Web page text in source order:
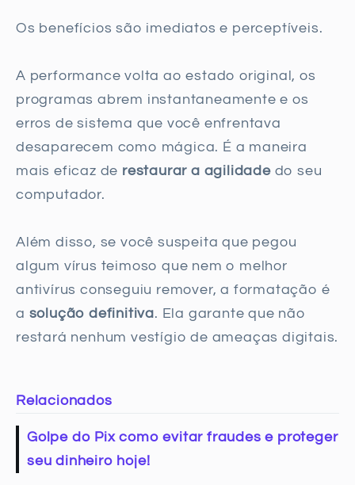
Os benefícios são imediatos e perceptíveis.
A performance volta ao estado original, os
programas abrem instantaneamente e os
erros de sistema que você enfrentava
desaparecem como mágica. É a maneira
mais eficaz de restaurar a agilidadedo seu
computador.
Além disso, se você suspeita que pegou
algum vírus teimoso que nem o melhor
antivírus conseguiu remover, a formatação é
a solução definitiva. Ela garante que não
restará nenhum vestígio de ameaças digitais.
Relacionados
Golpe do Pix como evitar fraudes e proteger
seu dinheiro hoje!